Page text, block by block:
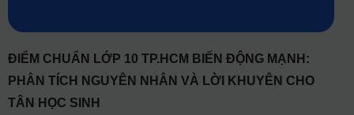
ĐIỂM CHUẨN LỚP 10 TP.HCM BIẾN ĐỘNG MẠNH:
PHÂN TÍCH NGUYÊN NHÂN VÀ LỜI KHUYÊN CHO
TÂN HỌC SINH